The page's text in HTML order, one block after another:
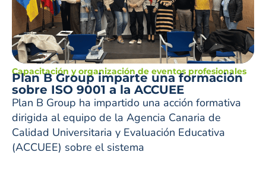
Capacitación y organización de eventos profesionales
Plan B Group imparte una formación
sobre ISO 9001 a la ACCUEE
Plan B Group ha impartido una acción formativa
dirigida al equipo de la Agencia Canaria de
Calidad Universitaria y Evaluación Educativa
(ACCUEE) sobre el sistema